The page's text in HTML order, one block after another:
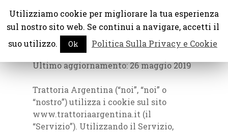
Hit enter to search or ESC to close
Politica sui cookie
Ultimo aggiornamento: 26 maggio 2019
Trattoria Argentina (“noi”, “noi” o
“nostro”) utilizza i cookie sul sito
www.trattoriaargentina.it (il
“Servizio”). Utilizzando il Servizio,
Utilizziamo cookie per migliorare la tua esperienza
sul nostro sito web. Se continui a navigare, accetti il ​​
suo utilizzo.
Ok Politica Sulla Privacy e Cookie